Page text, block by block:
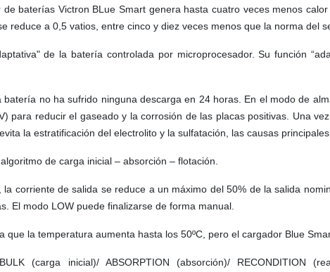
baterías Victron BLue Smart genera hasta cuatro veces menos
reduce a 0,5 vatios, entre cinco y diez veces menos que la norma del
de la batería controlada por microprocesador. Su función
no ha sufrido ninguna descarga en 24 horas. En el modo de
para reducir el gaseado y la corrosión de las placas positivas. Una
la estratificación del electrolito y la sulfatación, las causas
de carga inicial – absorción – flotación.
corriente de salida se reduce a un máximo del 50% de la salida
El modo LOW puede finalizarse de forma manual.
que la temperatura aumenta hasta los 50ºC, pero el cargador Blue
(carga inicial)/ ABSORPTION (absorción)/ RECONDITION